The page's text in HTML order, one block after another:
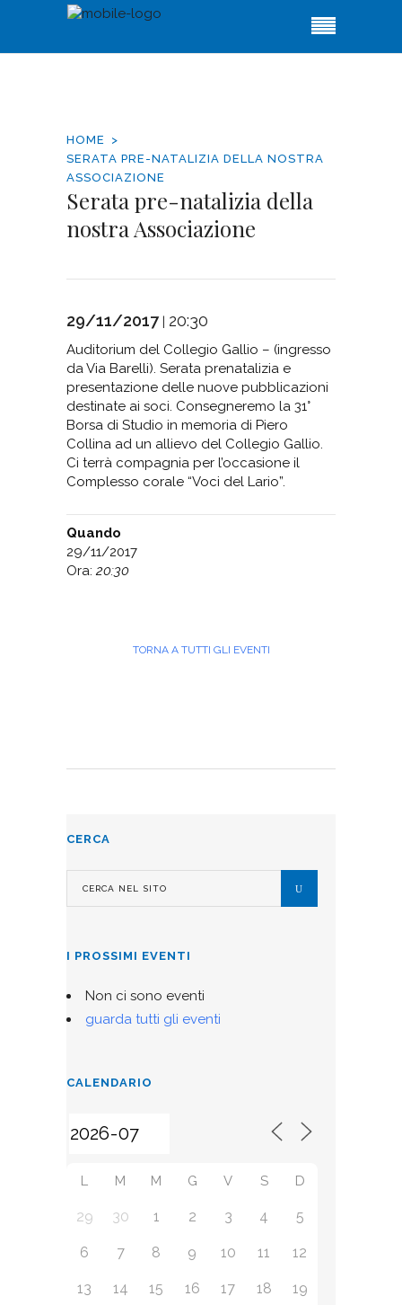
HOME
SERATA PRE-NATALIZIA DELLA NOSTRA
ASSOCIAZIONE
Serata pre-natalizia della
nostra Associazione
29/11/2017 | 20:30
Auditorium del Collegio Gallio – (ingresso
da Via Barelli). Serata prenatalizia e
presentazione delle nuove pubblicazioni
destinate ai soci. Consegneremo la 31°
Borsa di Studio in memoria di Piero
Collina ad un allievo del Collegio Gallio.
Ci terrà compagnia per l’occasione il
Complesso corale “Voci del Lario”.
Quando
29/11/2017
Ora:20:30
TORNA A TUTTI GLI EVENTI
CERCA
I PROSSIMI EVENTI
Non ci sono eventi
guarda tutti gli eventi
CALENDARIO
L M M G V S D
29 30 1 2 3 4 5
6 7 8 9 10 11 12
13 14 15 16 17 18 19